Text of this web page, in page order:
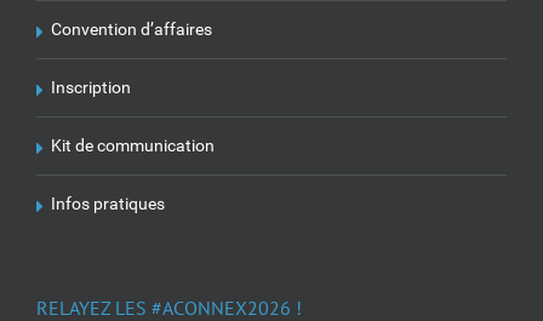
Convention d’affaires
Inscription
Kit de communication
Infos pratiques
RELAYEZ LES #ACONNEX2026 !